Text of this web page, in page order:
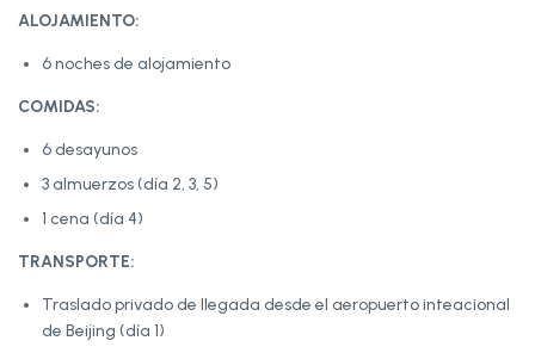
ALOJAMIENTO:
6 noches de alojamiento
COMIDAS:
6 desayunos
3 almuerzos (día 2, 3, 5)
1 cena (día 4)
TRANSPORTE:
Traslado privado de llegada desde el aeropuerto inteacional
de Beijing (día 1)